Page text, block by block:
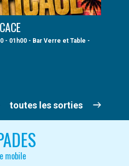
- 01h00 - Bar Verre et Table -
toutes les sorties
mobile